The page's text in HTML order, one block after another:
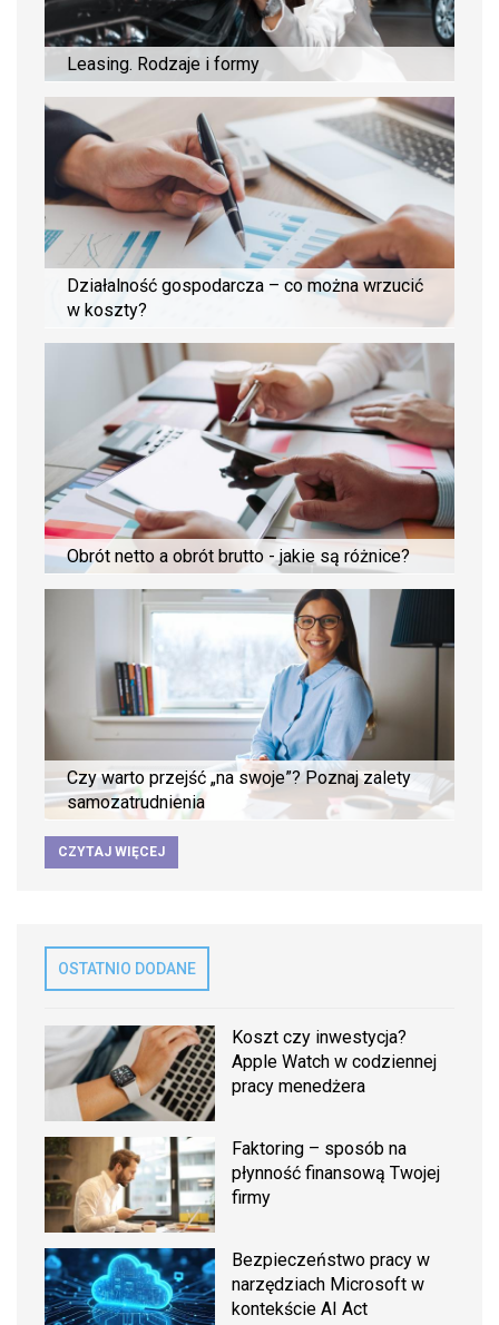
Leasing. Rodzaje i formy
Działalność gospodarcza – co można wrzucić
w koszty?
Obrót netto a obrót brutto - jakie są różnice?
Czy warto przejść „na swoje”? Poznaj zalety
samozatrudnienia
CZYTAJ WIĘCEJ
OSTATNIO DODANE
Koszt czy inwestycja?
Apple Watch w codziennej
pracy menedżera
Faktoring – sposób na
płynność finansową Twojej
firmy
Bezpieczeństwo pracy w
narzędziach Microsoft w
kontekście AI Act